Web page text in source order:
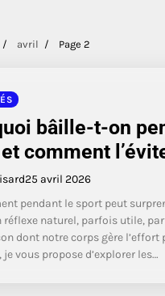
avril Page 2
bâille-t-on
comment
25 avril 2026
pendant le sport peut
réflexe naturel, parfois utile,
dont notre corps gère l’effort
vous propose d’explorer les…